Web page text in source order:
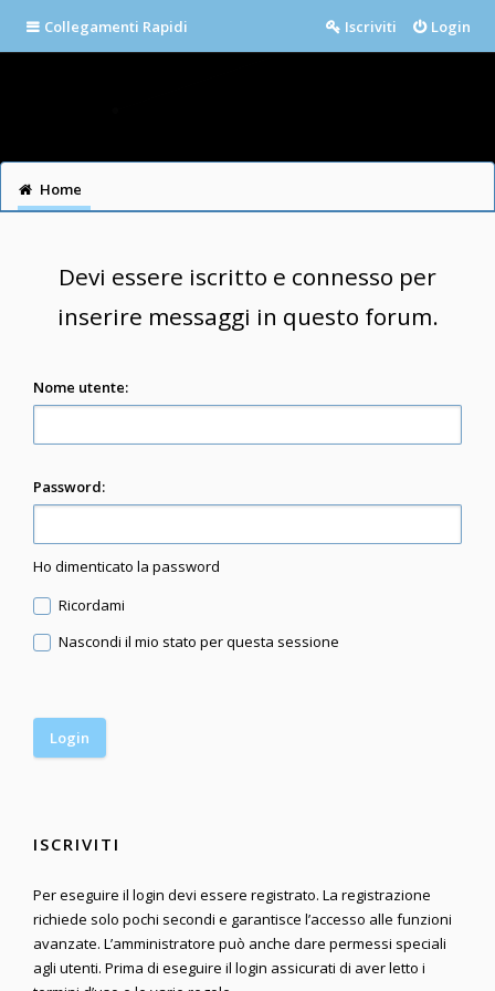
Collegamenti Rapidi Login
Iscriviti
Home
Devi essere iscritto e connesso per
inserire messaggi in questo forum.
Nome utente:
Password:
Ho dimenticato la password
Ricordami
Nascondi il mio stato per questa sessione
ISCRIVITI
Per eseguire il login devi essere registrato. La registrazione
richiede solo pochi secondi e garantisce l’accesso alle funzioni
avanzate. L’amministratore può anche dare permessi speciali
agli utenti. Prima di eseguire il login assicurati di aver letto i